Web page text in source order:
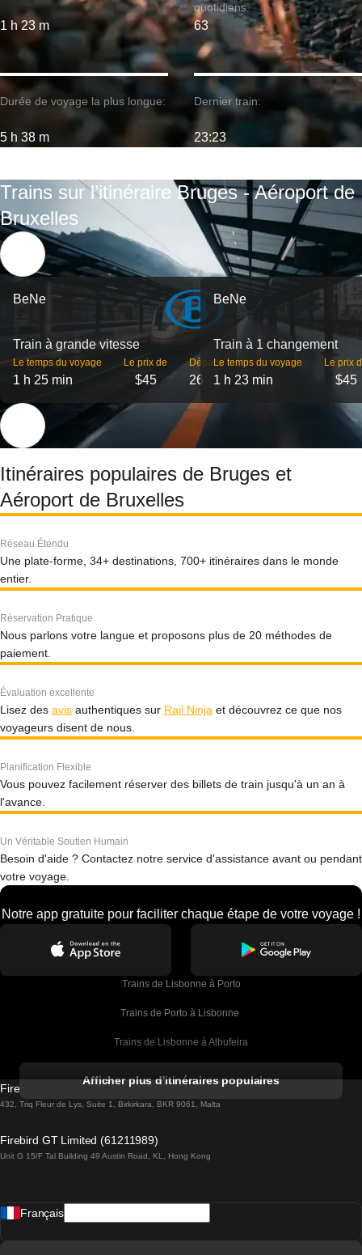
1 h 23 m
Durée de voyage la plus longue:
5 h 38 m
quotidiens:
63
Dernier train:
23:23
Trains sur l’itinéraire Bruges - Aéroport de
Bruxelles
BeNe
Train à grande vitesse
Le temps du voyage
1 h 25 min
Le prix de
$45
Départs
26
BeNe
Train à 1 changement
Le temps du voyage
1 h 23 min
Le prix
$45
Itinéraires populaires de Bruges et
Aéroport de Bruxelles
Réseau Étendu
Une plate-forme, 34+ destinations, 700+ itinéraires dans le monde
entier.
Réservation Pratique
Nous parlons votre langue et proposons plus de 20 méthodes de
paiement.
Évaluation excellente
Lisez des avis authentiques sur Rail Ninja et découvrez ce que nos
voyageurs disent de nous.
Planification Flexible
Vous pouvez facilement réserver des billets de train jusqu'à un an à
l'avance.
Un Véritable Soutien Humain
Besoin d'aide ? Contactez notre service d'assistance avant ou pendant
votre voyage.
Notre app gratuite pour faciliter chaque étape de votre voyage !
Trains de Lisbonne à Porto
Trains de Porto à Lisbonne
Trains de Lisbonne à Albufeira
Trains de Lisbonne à Lagos
Trains de Lisbonne à Madrid
Afficher plus d'itinéraires populaires
Firebird GT Limited (OC 1451)
432, Triq Fleur de Lys, Suite 1, Birkirkara, BKR 9061, Malta
Firebird GT Limited (61211989)
Unit G 15/F Tal Building 49 Austin Road, KL, Hong Kong
Français